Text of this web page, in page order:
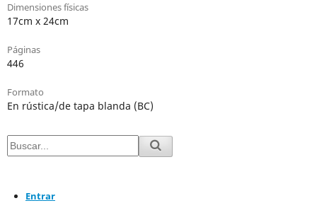
Dimensiones físicas
17cm x 24cm
Páginas
446
Formato
En rústica/de tapa blanda (BC)
Entrar